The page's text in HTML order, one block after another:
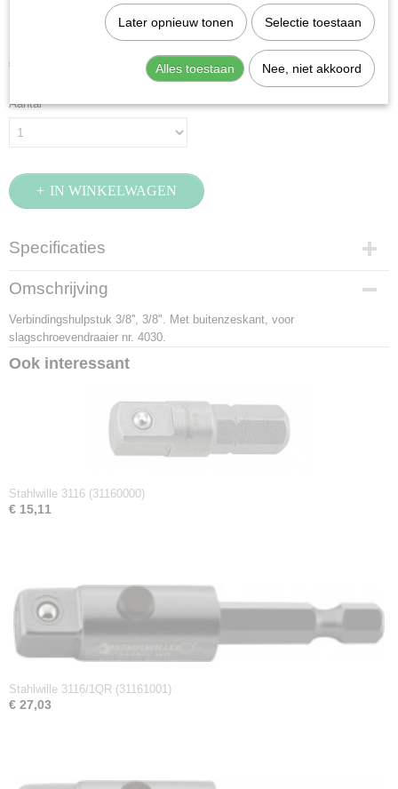
Stahlwille 4035 (32210001)
€ 16,03 (exclusief btw 21%)
Aantal
IN WINKELWAGEN
Specificaties
Productcode
32210001
EAN code
4018754017126
Productcode leverancier
3,80 x 1,20 x 1,20 cm
Omschrijving
Verbindingshulpstuk 3/8'', 3/8". Met buitenzeskant, voor
slagschroevendraaier nr. 4030.
Ook interessant
Stahlwille 3116 (31160000)
€ 15,11
Stahlwille 3116/1QR (31161001)
€ 27,03
Later opnieuw tonen Selectie toestaan
Alles toestaan Nee, niet akkoord